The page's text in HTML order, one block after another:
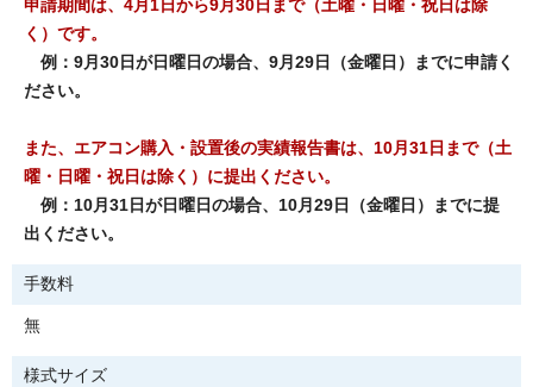
申請期間は、4月1日から9月30日まで（土曜・日曜・祝日は除
く）です。
例：9月30日が日曜日の場合、9月29日（金曜日）までに申請く
ださい。
また、エアコン購入・設置後の実績報告書は、10月31日まで（土
曜・日曜・祝日は除く）に提出ください。
例：10月31日が日曜日の場合、10月29日（金曜日）までに提
出ください。
手数料
無
様式サイズ